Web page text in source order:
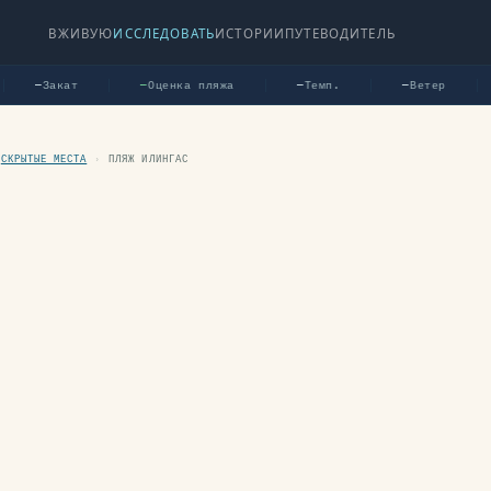
ВЖИВУЮИССЛЕДОВАТЬИСТОРИИ ПУТЕВОДИТЕЛЬ
Закат Оценка пляжа Темп. Ветер
СКРЫТЫЕ МЕСТА › ПЛЯЖ ИЛИНГАС